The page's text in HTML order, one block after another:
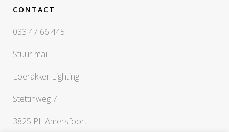
CONTACT
033 47 66 445
Stuur mail
Loerakker Lighting
Stettinweg 7
3825 PL Amersfoort